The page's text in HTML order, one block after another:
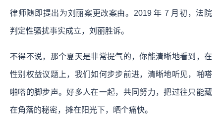
律师随即提出为刘丽案更改案由。2019 年 7 月初，法院
判定性骚扰事实成立，刘丽胜诉。
不得不说，那个夏天是非常提气的，你能清晰地看到，在
性别权益议题上，我们如何步步前进，清晰地听见，啪嗒
啪嗒的脚步声。好多人在一起，共同努力，把过往只能藏
在角落的秘密，摊在阳光下，晒个痛快。